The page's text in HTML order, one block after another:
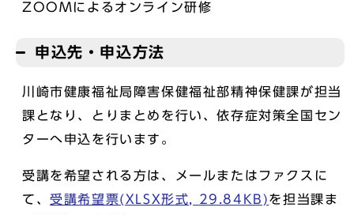
ZOOMによるオンライン研修
申込先・申込方法
川崎市健康福祉局障害保健福祉部精神保健課が担当
課となり、とりまとめを行い、依存症対策全国セン
ターへ申込を行います。
受講を希望される方は、メールまたはファクスに
て、 受講希望票(XLSX形式, 29.84KB)を担当課ま